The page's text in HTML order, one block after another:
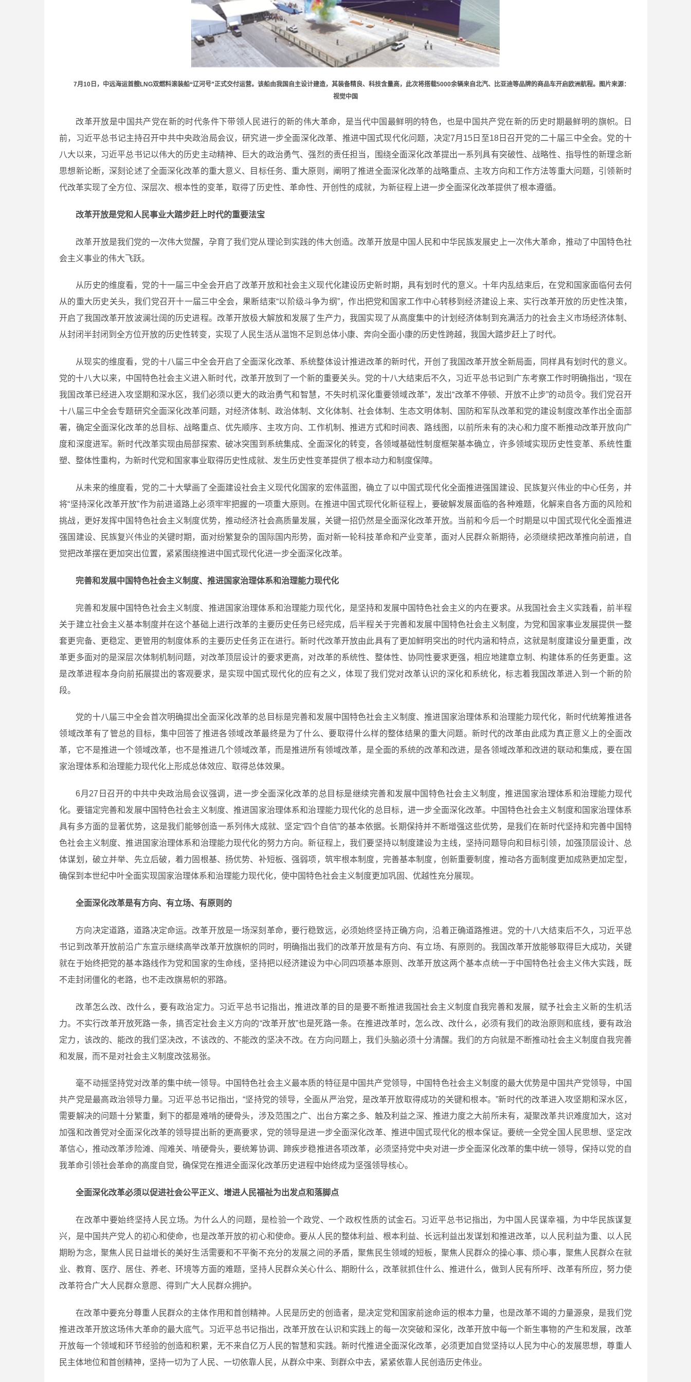
7月10日，中远海运首艘LNG双燃料滚装船“辽河号”正式交付运营。该船由我国自主设计建造，其装备精良、科技含量高，此次将搭载5000余辆来自北汽、比亚迪等品牌的商品车开启欧洲航程。图片来源：
视觉中国
改革开放是中国共产党在新的时代条件下带领人民进行的新的伟大革命，是当代中国最鲜明的特色，也是中国共产党在新的历史时期最鲜明的旗帜。日
前，习近平总书记主持召开中共中央政治局会议，研究进一步全面深化改革、推进中国式现代化问题，决定7月15日至18日召开党的二十届三中全会。党的十
八大以来，习近平总书记以伟大的历史主动精神、巨大的政治勇气、强烈的责任担当，围绕全面深化改革提出一系列具有突破性、战略性、指导性的新理念新
思想新论断，深刻论述了全面深化改革的重大意义、目标任务、重大原则，阐明了推进全面深化改革的战略重点、主攻方向和工作方法等重大问题，引领新时
代改革实现了全方位、深层次、根本性的变革，取得了历史性、革命性、开创性的成就，为新征程上进一步全面深化改革提供了根本遵循。
改革开放是党和人民事业大踏步赶上时代的重要法宝
改革开放是我们党的一次伟大觉醒，孕育了我们党从理论到实践的伟大创造。改革开放是中国人民和中华民族发展史上一次伟大革命，推动了中国特色社
会主义事业的伟大飞跃。
从历史的维度看，党的十一届三中全会开启了改革开放和社会主义现代化建设历史新时期，具有划时代的意义。十年内乱结束后，在党和国家面临何去何
从的重大历史关头，我们党召开十一届三中全会，果断结束“以阶级斗争为纲”，作出把党和国家工作中心转移到经济建设上来、实行改革开放的历史性决策，
开启了我国改革开放波澜壮阔的历史进程。改革开放极大解放和发展了生产力，我国实现了从高度集中的计划经济体制到充满活力的社会主义市场经济体制、
从封闭半封闭到全方位开放的历史性转变，实现了人民生活从温饱不足到总体小康、奔向全面小康的历史性跨越，我国大踏步赶上了时代。
从现实的维度看，党的十八届三中全会开启了全面深化改革、系统整体设计推进改革的新时代，开创了我国改革开放全新局面，同样具有划时代的意义。
党的十八大以来，中国特色社会主义进入新时代，改革开放到了一个新的重要关头。党的十八大结束后不久，习近平总书记到广东考察工作时明确指出，“现在
我国改革已经进入攻坚期和深水区，我们必须以更大的政治勇气和智慧，不失时机深化重要领域改革”，发出“改革不停顿、开放不止步”的动员令。我们党召开
十八届三中全会专题研究全面深化改革问题，对经济体制、政治体制、文化体制、社会体制、生态文明体制、国防和军队改革和党的建设制度改革作出全面部
署，确定全面深化改革的总目标、战略重点、优先顺序、主攻方向、工作机制、推进方式和时间表、路线图，以前所未有的决心和力度不断推动改革开放向广
度和深度进军。新时代改革实现由局部探索、破冰突围到系统集成、全面深化的转变，各领域基础性制度框架基本确立，许多领域实现历史性变革、系统性重
塑、整体性重构，为新时代党和国家事业取得历史性成就、发生历史性变革提供了根本动力和制度保障。
从未来的维度看，党的二十大擘画了全面建设社会主义现代化国家的宏伟蓝图，确立了以中国式现代化全面推进强国建设、民族复兴伟业的中心任务，并
将“坚持深化改革开放”作为前进道路上必须牢牢把握的一项重大原则。在推进中国式现代化新征程上，要破解发展面临的各种难题，化解来自各方面的风险和
挑战，更好发挥中国特色社会主义制度优势，推动经济社会高质量发展，关键一招仍然是全面深化改革开放。当前和今后一个时期是以中国式现代化全面推进
强国建设、民族复兴伟业的关键时期，面对纷繁复杂的国际国内形势，面对新一轮科技革命和产业变革，面对人民群众新期待，必须继续把改革推向前进，自
觉把改革摆在更加突出位置，紧紧围绕推进中国式现代化进一步全面深化改革。
完善和发展中国特色社会主义制度、推进国家治理体系和治理能力现代化
完善和发展中国特色社会主义制度、推进国家治理体系和治理能力现代化，是坚持和发展中国特色社会主义的内在要求。从我国社会主义实践看，前半程
关于建立社会主义基本制度并在这个基础上进行改革的主要历史任务已经完成，后半程关于完善和发展中国特色社会主义制度，为党和国家事业发展提供一整
套更完备、更稳定、更管用的制度体系的主要历史任务正在进行。新时代改革开放由此具有了更加鲜明突出的时代内涵和特点，这就是制度建设分量更重，改
革更多面对的是深层次体制机制问题，对改革顶层设计的要求更高，对改革的系统性、整体性、协同性要求更强，相应地建章立制、构建体系的任务更重。这
是改革进程本身向前拓展提出的客观要求，是实现中国式现代化的应有之义，体现了我们党对改革认识的深化和系统化，标志着我国改革进入到一个新的阶
段。
党的十八届三中全会首次明确提出全面深化改革的总目标是完善和发展中国特色社会主义制度、推进国家治理体系和治理能力现代化，新时代统筹推进各
领域改革有了管总的目标，集中回答了推进各领域改革最终是为了什么、要取得什么样的整体结果的重大问题。新时代的改革由此成为真正意义上的全面改
革，它不是推进一个领域改革，也不是推进几个领域改革，而是推进所有领域改革，是全面的系统的改革和改进，是各领域改革和改进的联动和集成，要在国
家治理体系和治理能力现代化上形成总体效应、取得总体效果。
6月27日召开的中共中央政治局会议强调，进一步全面深化改革的总目标是继续完善和发展中国特色社会主义制度，推进国家治理体系和治理能力现代
化。要锚定完善和发展中国特色社会主义制度、推进国家治理体系和治理能力现代化的总目标，进一步全面深化改革。中国特色社会主义制度和国家治理体系
具有多方面的显著优势，这是我们能够创造一系列伟大成就、坚定“四个自信”的基本依据。长期保持并不断增强这些优势，是我们在新时代坚持和完善中国特
色社会主义制度、推进国家治理体系和治理能力现代化的努力方向。新征程上，我们要坚持以制度建设为主线，坚持问题导向和目标引领，加强顶层设计、总
体谋划，破立并举、先立后破，着力固根基、扬优势、补短板、强弱项，筑牢根本制度，完善基本制度，创新重要制度，推动各方面制度更加成熟更加定型，
确保到本世纪中叶全面实现国家治理体系和治理能力现代化，使中国特色社会主义制度更加巩固、优越性充分展现。
全面深化改革是有方向、有立场、有原则的
方向决定道路，道路决定命运。改革开放是一场深刻革命，要行稳致远，必须始终坚持正确方向，沿着正确道路推进。党的十八大结束后不久，习近平总
书记到改革开放前沿广东宣示继续高举改革开放旗帜的同时，明确指出我们的改革开放是有方向、有立场、有原则的。我国改革开放能够取得巨大成功，关键
就在于始终把党的基本路线作为党和国家的生命线，坚持把以经济建设为中心同四项基本原则、改革开放这两个基本点统一于中国特色社会主义伟大实践，既
不走封闭僵化的老路，也不走改旗易帜的邪路。
改革怎么改、改什么，要有政治定力。习近平总书记指出，推进改革的目的是要不断推进我国社会主义制度自我完善和发展，赋予社会主义新的生机活
力。不实行改革开放死路一条，搞否定社会主义方向的“改革开放”也是死路一条。在推进改革时，怎么改、改什么，必须有我们的政治原则和底线，要有政治
定力，该改的、能改的我们坚决改，不该改的、不能改的坚决不改。在方向问题上，我们头脑必须十分清醒。我们的方向就是不断推动社会主义制度自我完善
和发展，而不是对社会主义制度改弦易张。
毫不动摇坚持党对改革的集中统一领导。中国特色社会主义最本质的特征是中国共产党领导，中国特色社会主义制度的最大优势是中国共产党领导，中国
共产党是最高政治领导力量。习近平总书记指出，“坚持党的领导，全面从严治党，是改革开放取得成功的关键和根本。”新时代的改革进入攻坚期和深水区，
需要解决的问题十分繁重，剩下的都是难啃的硬骨头，涉及范围之广、出台方案之多、触及利益之深、推进力度之大前所未有，凝聚改革共识难度加大，这对
加强和改善党对全面深化改革的领导提出新的更高要求，党的领导是进一步全面深化改革、推进中国式现代化的根本保证。要统一全党全国人民思想、坚定改
革信心，推动改革涉险滩、闯难关、啃硬骨头，要统筹协调、蹄疾步稳推进各项改革，必须坚持党中央对进一步全面深化改革的集中统一领导，保持以党的自
我革命引领社会革命的高度自觉，确保党在推进全面深化改革历史进程中始终成为坚强领导核心。
全面深化改革必须以促进社会公平正义、增进人民福祉为出发点和落脚点
在改革中要始终坚持人民立场。为什么人的问题，是检验一个政党、一个政权性质的试金石。习近平总书记指出，为中国人民谋幸福，为中华民族谋复
兴，是中国共产党人的初心和使命，也是改革开放的初心和使命。要从人民的整体利益、根本利益、长远利益出发谋划和推进改革，以人民利益为重、以人民
期盼为念，聚焦人民日益增长的美好生活需要和不平衡不充分的发展之间的矛盾，聚焦民生领域的短板，聚焦人民群众的操心事、烦心事，聚焦人民群众在就
业、教育、医疗、居住、养老、环境等方面的难题，坚持人民群众关心什么、期盼什么，改革就抓住什么、推进什么，做到人民有所呼、改革有所应，努力使
改革符合广大人民群众意愿、得到广大人民群众拥护。
在改革中要充分尊重人民群众的主体作用和首创精神。人民是历史的创造者，是决定党和国家前途命运的根本力量，也是改革不竭的力量源泉，是我们党
推进改革开放这场伟大革命的最大底气。习近平总书记指出，改革开放在认识和实践上的每一次突破和深化，改革开放中每一个新生事物的产生和发展，改革
开放每一个领域和环节经验的创造和积累，无不来自亿万人民的智慧和实践。新时代推进全面深化改革，必须更加自觉坚持以人民为中心的发展思想，尊重人
民主体地位和首创精神，坚持一切为了人民、一切依靠人民，从群众中来、到群众中去，紧紧依靠人民创造历史伟业。